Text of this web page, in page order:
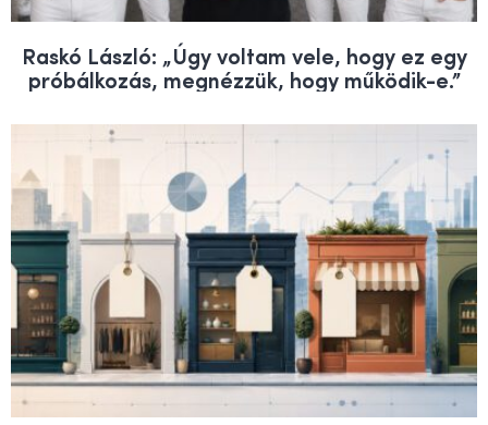
Raskó László: „Úgy voltam vele, hogy ez egy
próbálkozás, megnézzük, hogy működik-e.”